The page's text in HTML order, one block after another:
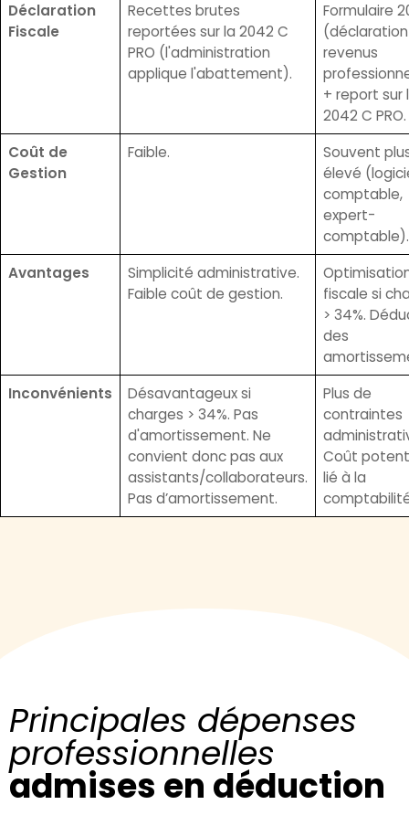
Déclaration
Fiscale
Recettes brutes
reportées sur la 2042 C
PRO (l'administration
applique l'abattement).
Formulaire
revenus
+ report sur
2042 C PRO.
Coût de
Gestion
Faible.
Souvent
élevé
comptable,
expert-
comptable).
Avantages
Simplicité administrative.
Faible coût de gestion.
fiscale si
> 34%.
des
Inconvénients
Désavantageux si
charges > 34%. Pas
d'amortissement. Ne
convient donc pas aux
assistants/collaborateurs.
Pas d’amortissement.
Plus de
contraintes
Coût
lié à la
Principales dépenses
professionnelles
admises en déduction